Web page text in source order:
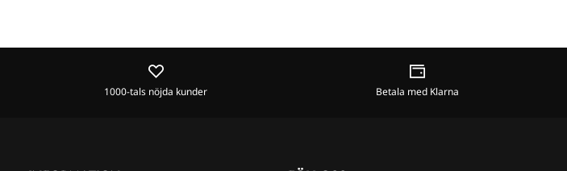
1000-tals nöjda kunder Betala med Klarna